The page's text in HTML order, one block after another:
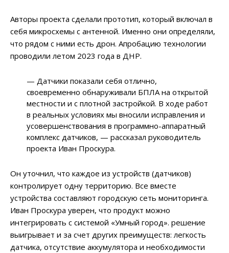
Авторы проекта сделали прототип, который включал в
себя микросхемы с антенной. Именно они определяли,
что рядом с ними есть дрон. Апробацию технологии
проводили летом 2023 года в ДНР.
— Датчики показали себя отлично,
своевременно обнаруживали БПЛА на открытой
местности и с плотной застройкой. В ходе работ
в реальных условиях мы вносили исправления и
усовершенствования в программно-аппаратный
комплекс датчиков, — рассказал руководитель
проекта Иван Проскура.
Он уточнил, что каждое из устройств (датчиков)
контролирует одну территорию. Все вместе
устройства составляют городскую сеть мониторинга.
Иван Проскура уверен, что продукт можно
интегрировать с системой «Умный город». решение
выигрывает и за счет других преимуществ: легкость
датчика, отсутствие аккумулятора и необходимости